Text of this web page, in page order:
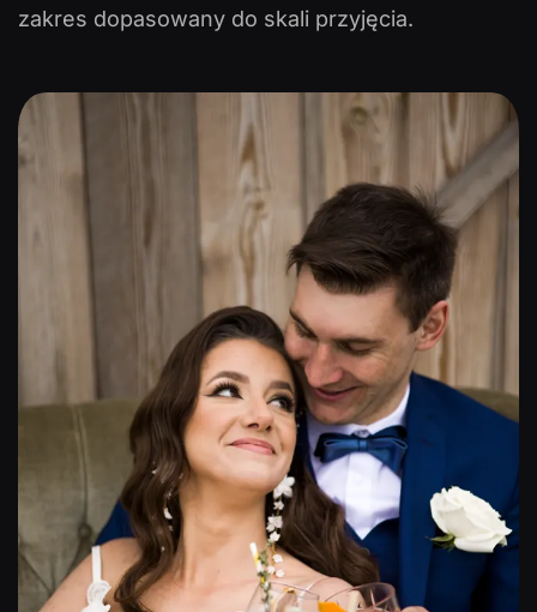
zakres dopasowany do skali przyjęcia.